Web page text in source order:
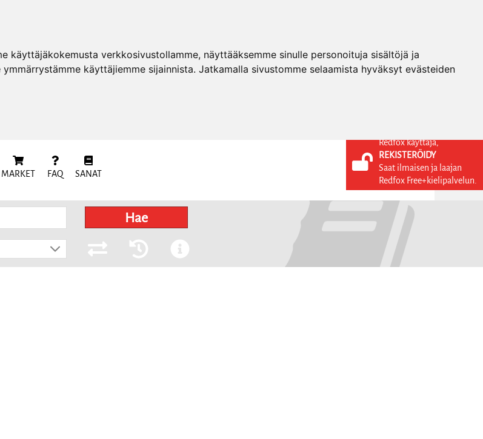
käyttäjäkokemusta verkkosivustollamme, näyttääksemme sinulle personoituja sisältöjä ja
käyttäjiemme sijainnista. Jatkamalla sivustomme selaamista hyväksyt evästeiden
MARKET FAQ SANAT
KIRJAUDU SISÄÄN
REKISTERÖIDY
Hae
Redfox käyttäjä,
REKISTERÖIDY
Saat ilmaisen ja laajan
Redfox Free+kielipalvelun.